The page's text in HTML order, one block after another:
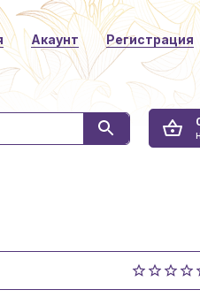
Акаунт Регистрация